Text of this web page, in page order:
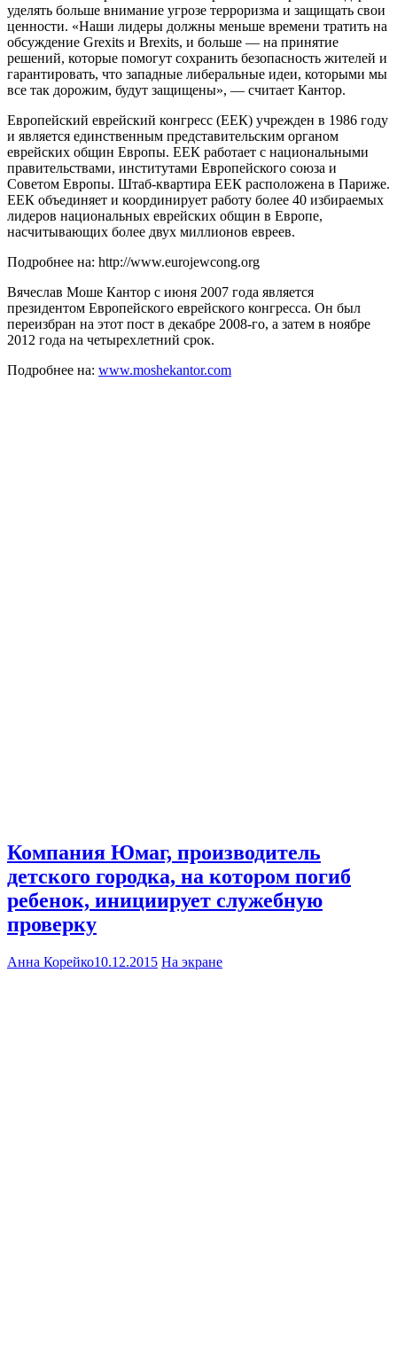
уделять больше внимание угрозе терроризма и защищать свои
ценности. «Наши лидеры должны меньше времени тратить на
обсуждение Grexits и Brexits, и больше — на принятие
решений, которые помогут сохранить безопасность жителей и
гарантировать, что западные либеральные идеи, которыми мы
все так дорожим, будут защищены», — считает Кантор.
Европейский еврейский конгресс (ЕЕК) учрежден в 1986 году
и является единственным представительским органом
еврейских общин Европы. ЕЕК работает с национальными
правительствами, институтами Европейского союза и
Советом Европы. Штаб-квартира ЕЕК расположена в Париже.
ЕЕК объединяет и координирует работу более 40 избираемых
лидеров национальных еврейских общин в Европе,
насчитывающих более двух миллионов евреев.
Подробнее на: http://www.eurojewcong.org
Вячеслав Моше Кантор с июня 2007 года является
президентом Европейского еврейского конгресса. Он был
переизбран на этот пост в декабре 2008-го, а затем в ноябре
2012 года на четырехлетний срок.
Подробнее на: www.moshekantor.com
Компания Юмаг, производитель
детского городка, на котором погиб
ребенок, инициирует служебную
проверку
Анна Корейко10.12.2015 На экране